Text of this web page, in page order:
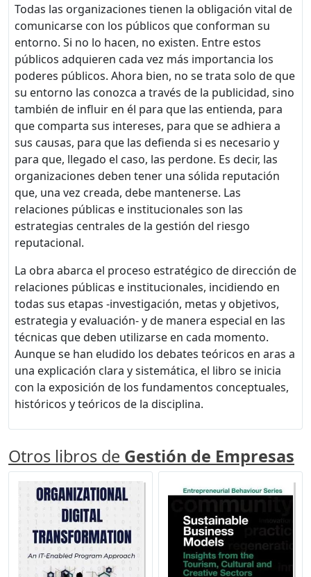
Todas las organizaciones tienen la obligación vital de
comunicarse con los públicos que conforman su
entorno. Si no lo hacen, no existen. Entre estos
públicos adquieren cada vez más importancia los
poderes públicos. Ahora bien, no se trata solo de que
su entorno las conozca a través de la publicidad, sino
también de influir en él para que las entienda, para
que comparta sus intereses, para que se adhiera a
sus causas, para que las defienda si es necesario y
para que, llegado el caso, las perdone. Es decir, las
organizaciones deben tener una sólida reputación
que, una vez creada, debe mantenerse. Las
relaciones públicas e institucionales son las
estrategias centrales de la gestión del riesgo
reputacional.
La obra abarca el proceso estratégico de dirección de
relaciones públicas e institucionales, incidiendo en
todas sus etapas -investigación, metas y objetivos,
estrategia y evaluación- y de manera especial en las
técnicas que deben utilizarse en cada momento.
Aunque se han eludido los debates teóricos en aras a
una explicación clara y sistemática, el libro se inicia
con la exposición de los fundamentos conceptuales,
históricos y teóricos de la disciplina.
Otros libros de Gestión de Empresas